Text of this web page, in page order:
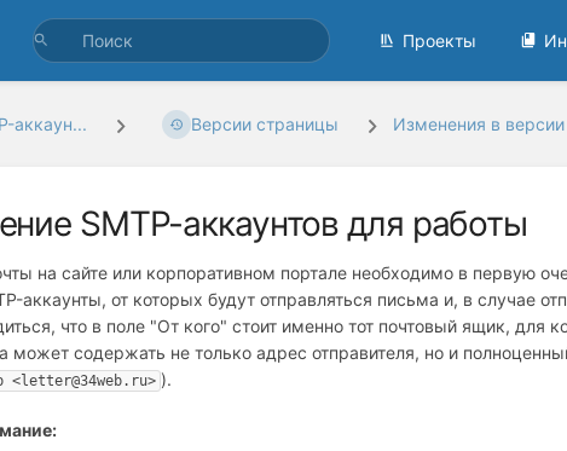
Проекты
аккаун... Версии страницы Изменения в
SMTP-аккаунтов для работы
на сайте или корпоративном портале необходимо в первую
аккаунты, от которых будут отправляться письма и, в случае
что в поле "От кого" стоит именно тот почтовый ящик, для
может содержать не только адрес отправителя, но и
<letter@34web.ru> ).